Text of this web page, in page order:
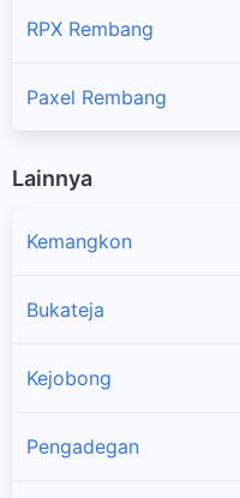
RPX Rembang
Paxel Rembang
Lainnya
Kemangkon
Bukateja
Kejobong
Pengadegan